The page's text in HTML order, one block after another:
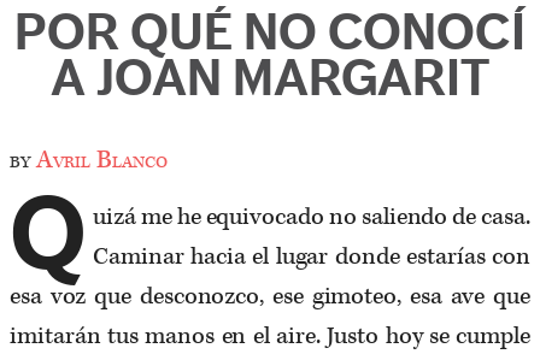
POR QUÉ NO CONOCÍ
A JOAN MARGARIT
byAvril Blanco
Q uizá me he equivocado no saliendo de casa.
Caminar hacia el lugar donde estarías con
esa voz que desconozco, ese gimoteo, esa ave que
imitarán tus manos en el aire. Justo hoy se cumple